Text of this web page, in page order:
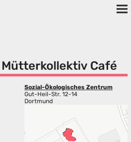
Café
Sozial-Ökologisches Zentrum
Gut-Heil-Str. 12-14
Dortmund